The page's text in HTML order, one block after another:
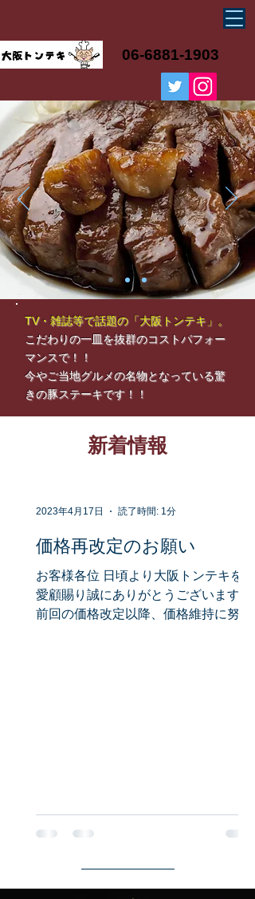
06-6881-1903
TV・雑誌等で話題の「大阪トンテキ」。
こだわりの一皿を抜群のコストパフォー
マンスで！！
今やご当地グルメの名物となっている驚
きの豚ステーキです！！
新着情報
価格再改定のお願い
お客様各位 日頃より大阪トンテキをご
愛顧賜り誠にありがとうございます。
前回の価格改定以降、価格維持に努め
2023年4月17日 読了時間: 1分